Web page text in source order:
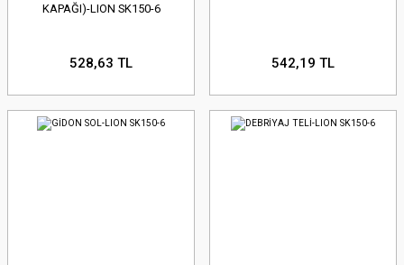
KAPAĞI)-LION SK150-6
528,63 TL 542,19 TL